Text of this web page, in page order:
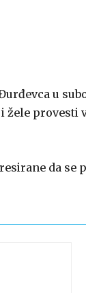
u
provesti
da se